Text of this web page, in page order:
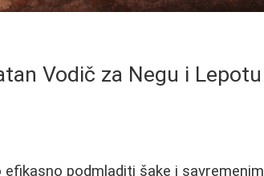
Vodič za Negu i Lepotu
podmladiti šake i savremenim